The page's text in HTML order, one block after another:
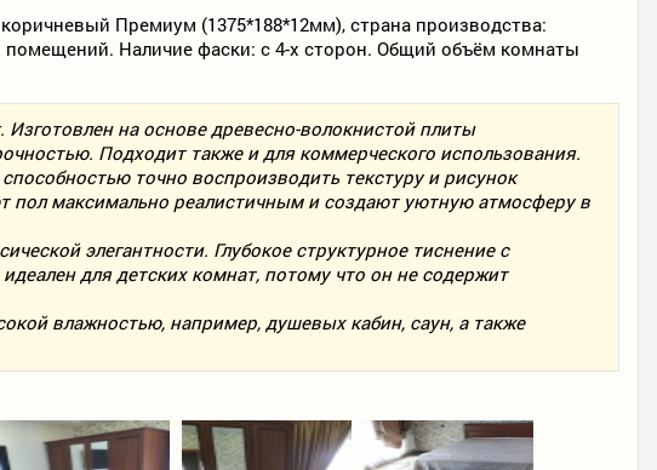
Премиум (1375*188*12мм), страна производства:
помещений. Наличие фаски: с 4-х сторон. Общий объём комнаты
на основе древесно-волокнистой плиты
Подходит также и для коммерческого использования.
точно воспроизводить текстуру и рисунок
пол максимально реалистичным и создают уютную атмосферу в
элегантности. Глубокое структурное тиснение с
для детских комнат, потому что он не содержит
влажностью, например, душевых кабин, саун, а также